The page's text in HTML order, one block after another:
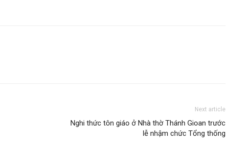
Next article
Nghi thức tôn giáo ở Nhà thờ Thánh Gioan trước
lễ nhậm chức Tổng thống